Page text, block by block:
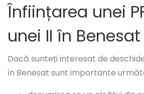
Înființarea unei
unei II în Benesat
Dacă sunteți interesat de
în Benesat sunt importante